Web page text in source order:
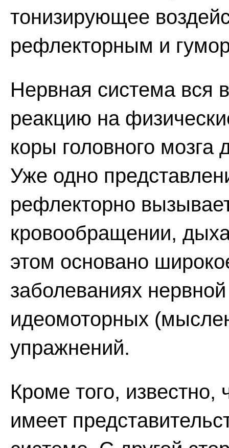
тонизирующее
рефлекторным и
Нервная система вся
реакцию на
коры головного мозга
Уже одно
рефлекторно
кровообращении,
этом основано
заболеваниях
идеомоторных
упражнений.
Кроме того,
имеет